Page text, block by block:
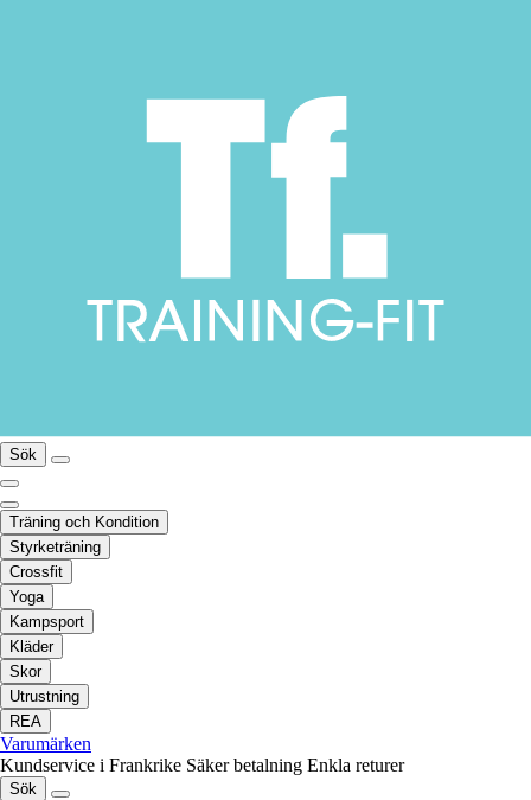
Sök
Träning och Kondition
Styrketräning
Crossfit
Yoga
Kampsport
Kläder
Skor
Utrustning
REA
Varumärken
Kundservice i Frankrike Säker betalning Enkla returer
Sök